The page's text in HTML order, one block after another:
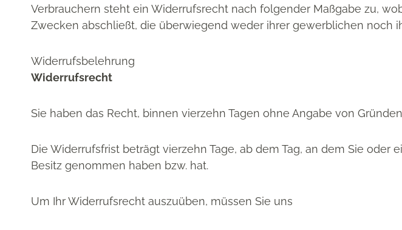
Verbrauchern steht ein Widerrufsrecht nach folgender Maßgabe zu,
Zwecken abschließt, die überwiegend weder ihrer gewerblichen
Widerrufsbelehrung
Widerrufsrecht
Sie haben das Recht, binnen vierzehn Tagen ohne Angabe von
Die Widerrufsfrist beträgt vierzehn Tage, ab dem Tag, an dem Sie
Besitz genommen haben bzw. hat.
Um Ihr Widerrufsrecht auszuüben, müssen Sie uns